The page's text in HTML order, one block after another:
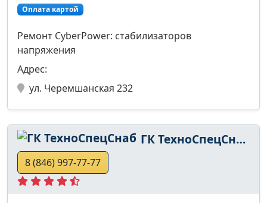
Оплата картой
Ремонт CyberPower: стабилизаторов
напряжения
Адрес:
ул. Черемшанская 232
ГК ТехноСпецСнаб
8 (846) 997-77-77